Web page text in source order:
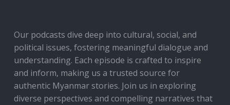
Our podcasts dive deep into cultural, social, and
political issues, fostering meaningful dialogue and
understanding. Each episode is crafted to inspire
and inform, making us a trusted source for
authentic Myanmar stories. Join us in exploring
diverse perspectives and compelling narratives that